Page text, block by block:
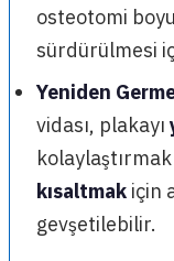
osteotomi
sürdürülmesi
Yeniden
vidası, plakayı
kısaltmak için
gevşetilebilir.